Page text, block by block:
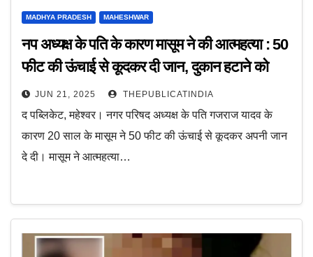
MADHYA PRADESH MAHESHWAR
नप अध्यक्ष के पति के कारण मासूम ने की आत्महत्या : 50
फीट की ऊंचाई से कूदकर दी जान, दुकान हटाने को
लेकर हुई थी मासूम के साथ मारपीट
JUN 21, 2025 THEPUBLICATINDIA
द पब्लिकेट, महेश्वर। नगर परिषद अध्यक्ष के पति गजराज यादव के
कारण 20 साल के मासूम ने 50 फीट की ऊंचाई से कूदकर अपनी जान
दे दी। मासूम ने आत्महत्या…